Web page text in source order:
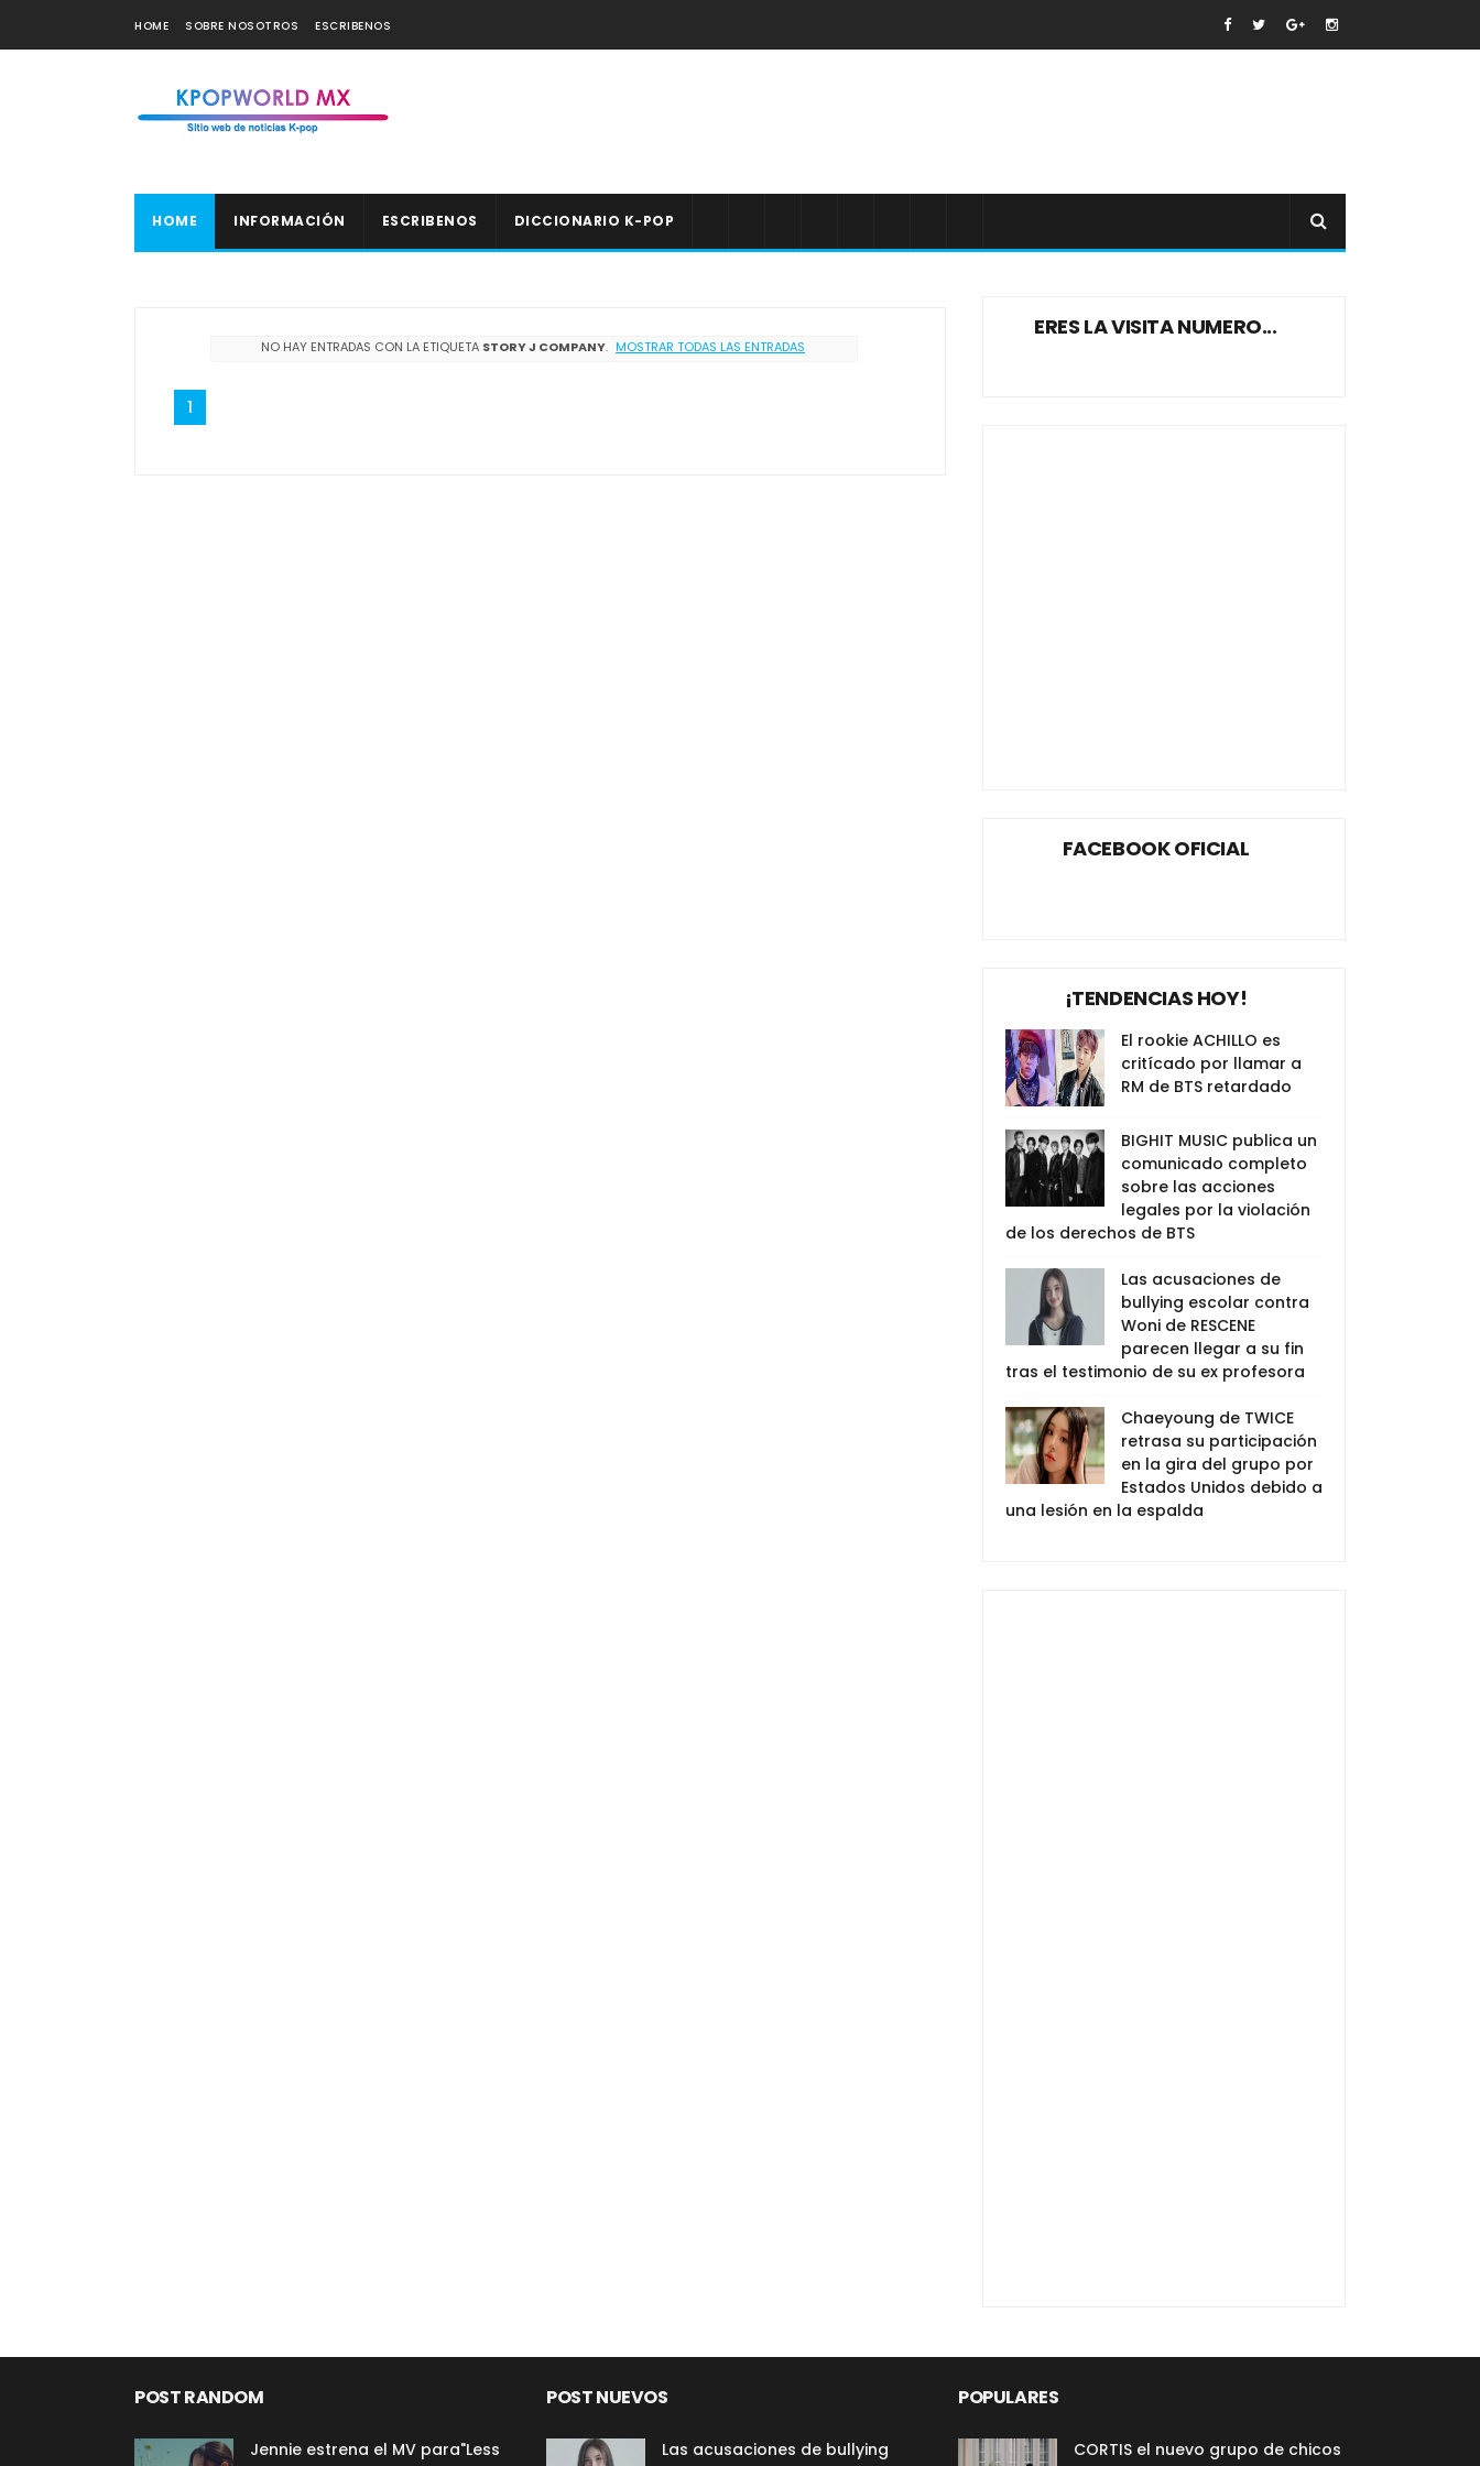
HOME SOBRE NOSOTROS ESCRIBENOS
HOME INFORMACIÓN ESCRIBENOS DICCIONARIO K-POP
NO HAY ENTRADAS CON LA ETIQUETA STORY J COMPANY. MOSTRAR TODAS LAS ENTRADAS
1
ERES LA VISITA NUMERO...
FACEBOOK OFICIAL
¡TENDENCIAS HOY!
El rookie ACHILLO es
critícado por llamar a
RM de BTS retardado
BIGHIT MUSIC publica un
comunicado completo
sobre las acciones
legales por la violación
de los derechos de BTS
Las acusaciones de
bullying escolar contra
Woni de RESCENE
parecen llegar a su fin
tras el testimonio de su ex profesora
Chaeyoung de TWICE
retrasa su participación
en la gira del grupo por
Estados Unidos debido a
una lesión en la espalda
POST RANDOM
Jennie estrena el MV para"Less
POST NUEVOS
Las acusaciones de bullying
POPULARES
CORTIS el nuevo grupo de chicos